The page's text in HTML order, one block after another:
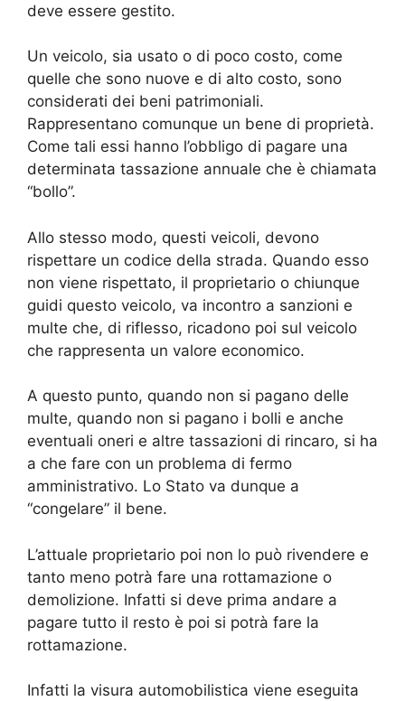
deve essere gestito.
Un veicolo, sia usato o di poco costo, come
quelle che sono nuove e di alto costo, sono
considerati dei beni patrimoniali.
Rappresentano comunque un bene di proprietà.
Come tali essi hanno l’obbligo di pagare una
determinata tassazione annuale che è chiamata
“bollo”.
Allo stesso modo, questi veicoli, devono
rispettare un codice della strada. Quando esso
non viene rispettato, il proprietario o chiunque
guidi questo veicolo, va incontro a sanzioni e
multe che, di riflesso, ricadono poi sul veicolo
che rappresenta un valore economico.
A questo punto, quando non si pagano delle
multe, quando non si pagano i bolli e anche
eventuali oneri e altre tassazioni di rincaro, si ha
a che fare con un problema di fermo
amministrativo. Lo Stato va dunque a
“congelare” il bene.
L’attuale proprietario poi non lo può rivendere e
tanto meno potrà fare una rottamazione o
demolizione. Infatti si deve prima andare a
pagare tutto il resto è poi si potrà fare la
rottamazione.
Infatti la visura automobilistica viene eseguita